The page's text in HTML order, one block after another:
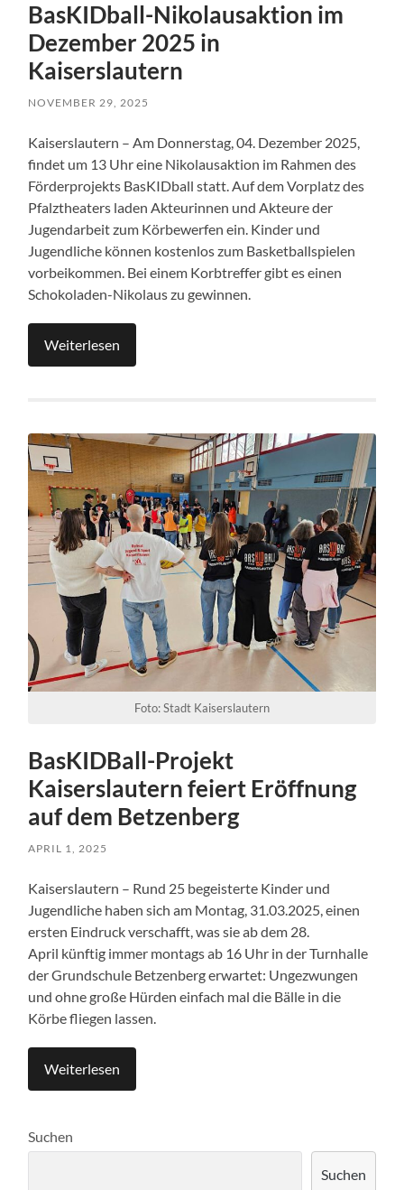
BasKIDball-Nikolausaktion im
Dezember 2025 in
Kaiserslautern
NOVEMBER 29, 2025
Kaiserslautern – Am Donnerstag, 04. Dezember 2025,
findet um 13 Uhr eine Nikolausaktion im Rahmen des
Förderprojekts BasKIDball statt. Auf dem Vorplatz des
Pfalztheaters laden Akteurinnen und Akteure der
Jugendarbeit zum Körbewerfen ein. Kinder und
Jugendliche können kostenlos zum Basketballspielen
vorbeikommen. Bei einem Korbtreffer gibt es einen
Schokoladen-Nikolaus zu gewinnen.
Weiterlesen
Foto: Stadt Kaiserslautern
BasKIDBall-Projekt
Kaiserslautern feiert Eröffnung
auf dem Betzenberg
APRIL 1, 2025
Kaiserslautern – Rund 25 begeisterte Kinder und
Jugendliche haben sich am Montag, 31.03.2025, einen
ersten Eindruck verschafft, was sie ab dem 28.
April künftig immer montags ab 16 Uhr in der Turnhalle
der Grundschule Betzenberg erwartet: Ungezwungen
und ohne große Hürden einfach mal die Bälle in die
Körbe fliegen lassen.
Weiterlesen
Suchen
Suchen